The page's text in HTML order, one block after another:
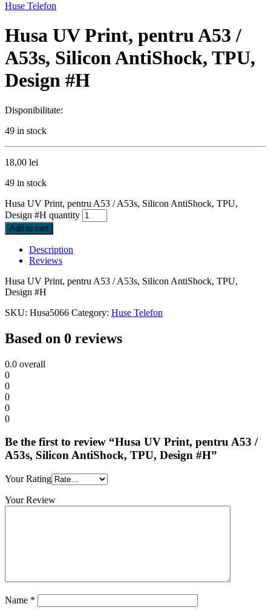
Huse Telefon
Husa UV Print, pentru A53 /
A53s, Silicon AntiShock, TPU,
Design #H
Disponibilitate:
49 in stock
18,00 lei
49 in stock
Husa UV Print, pentru A53 / A53s, Silicon AntiShock, TPU,
Design #H quantity
Add to cart
Description
Reviews
Husa UV Print, pentru A53 / A53s, Silicon AntiShock, TPU,
Design #H
SKU: Husa5066 Category: Huse Telefon
Based on 0 reviews
0.0 overall
0
0
0
0
0
Be the first to review “Husa UV Print, pentru A53 /
A53s, Silicon AntiShock, TPU, Design #H”
Your Rating
Your Review
Name *